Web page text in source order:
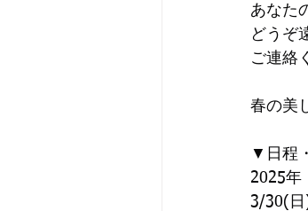
あなた
どうぞ
ご連絡
春の美
▼日程
2025年
3/30(日